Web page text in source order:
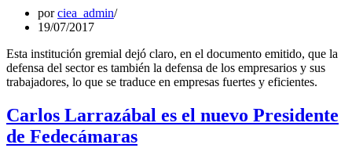
porciea_admin
19/07/2017
Esta institución gremial dejó claro, en el documento emitido, que la
defensa del sector es también la defensa de los empresarios y sus
trabajadores, lo que se traduce en empresas fuertes y eficientes.
Carlos Larrazábal es el nuevo Presidente
de Fedecámaras